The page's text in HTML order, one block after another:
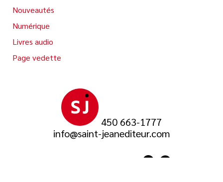
450 663-1777
info@saint-jeanediteur.com
Nouveautés
Numérique
Livres audio
Page vedette